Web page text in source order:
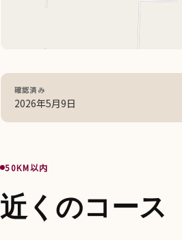
確認済み
2026年5月9日
50KM以内
近くのコース